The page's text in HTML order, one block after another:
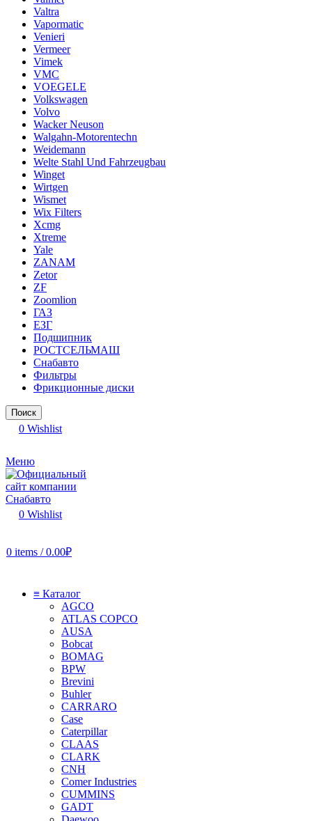
Valtra
Vapormatic
Venieri
Vermeer
Vimek
VMC
VOEGELE
Volkswagen
Volvo
Wacker Neuson
Walgahn-Motorentechn
Weidemann
Welte Stahl Und Fahrzeugbau
Winget
Wirtgen
Wismet
Wix Filters
Xcmg
Xtreme
Yale
ZANAM
Zetor
ZF
Zoomlion
ГАЗ
ЕЗГ
Подшипник
РОСТСЕЛЬМАШ
Снабавто
Фильтры
Фрикционные диски
Поиск
0 Wishlist
Меню
0 Wishlist
0 items / 0.00₽
≡ Каталог
AGCO
ATLAS COPCO
AUSA
Bobcat
BOMAG
BPW
Brevini
Buhler
CARRARO
Case
Caterpillar
CLAAS
CLARK
CNH
Comer Industries
CUMMINS
GADT